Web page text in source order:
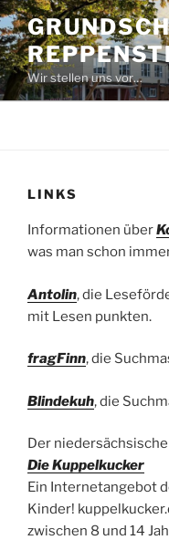
Zum
Inhalt
springen
Wir stellen uns vor…
LINKS
Informationen über
was man schon
Antolin, die
mit Lesen punkten.
fragFinn, die
Blindekuh, die
Der
Die Kuppelkucker
Ein Internetangebot
Kinder!
zwischen 8 und 14